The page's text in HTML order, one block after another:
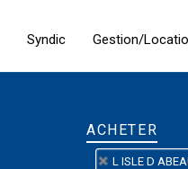
Syndic Gestion/
ACHETER
L ISLE D